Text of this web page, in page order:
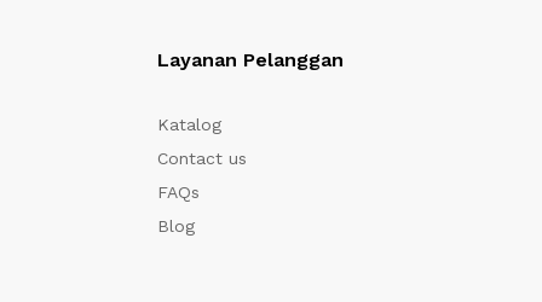
Layanan Pelanggan
Katalog
Contact us
FAQs
Blog